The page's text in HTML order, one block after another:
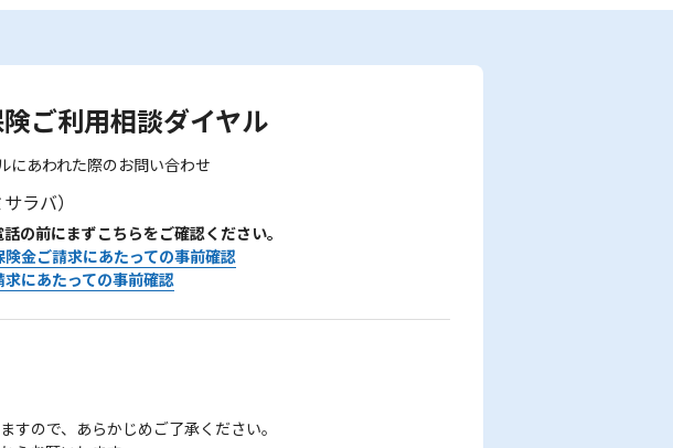
ご利用相談ダイヤル
にあわれた際のお問い合わせ
の前にまずこちらをご確認ください。
険金ご請求にあたっての事前確認
求にあたっての事前確認
ので、あらかじめご了承ください。